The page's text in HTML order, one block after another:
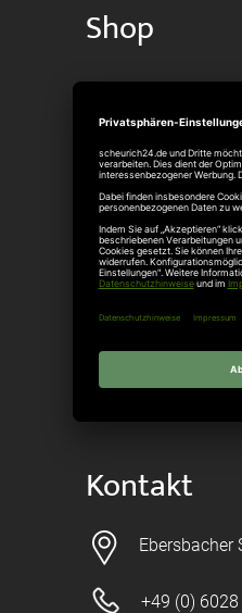
Shop
Zahlungsarten
Bestellvorgang
Registrieren
Federanfrage
Toraufmaß
Elektrische
Kontakt
Ebersbacher
+49 (0)